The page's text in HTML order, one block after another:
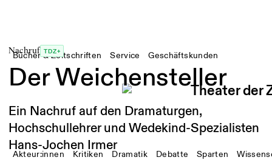
Bücher & Zeitschriften Service Geschäftskunden
Akteur:innen Kritiken Dramatik Debatte Sparten
Nachruf TDZ+
Der Weichensteller
Ein Nachruf auf den Dramaturgen,
Hochschullehrer und Wedekind-Spezialisten
Hans-Jochen Irmer